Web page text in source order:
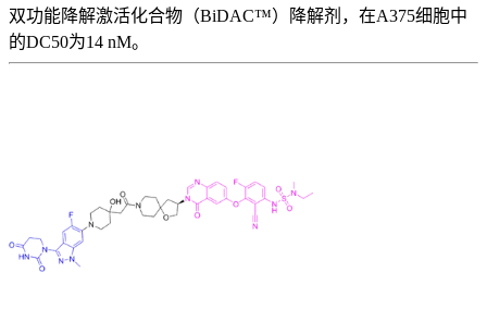
双功能降解激活化合物（BiDAC™）降解剂，在A375细胞中
的DC50为14 nM。